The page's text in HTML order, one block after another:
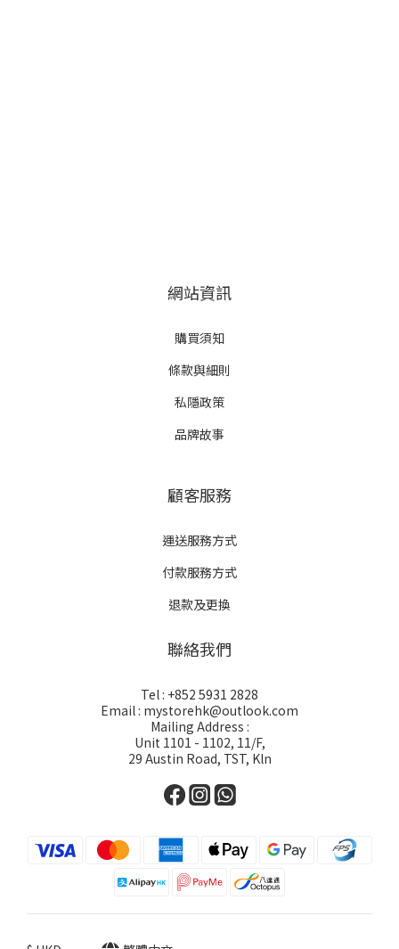
網站資訊
購買須知
條款與細則
私隱政策
品牌故事
顧客服務
運送服務方式
付款服務方式
退款及更換
聯絡我們
Tel : +852 5931 2828
Email : mystorehk@outlook.com
Mailing Address :
Unit 1101 - 1102, 11/F,
29 Austin Road, TST, Kln